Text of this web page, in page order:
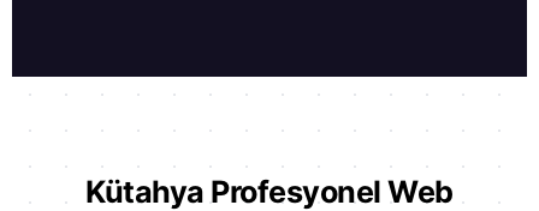
Kütahya Profesyonel Web